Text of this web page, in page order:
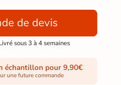
de devis
sous 3 à 4 semaines
échantillon pour 9,90€
une future commande